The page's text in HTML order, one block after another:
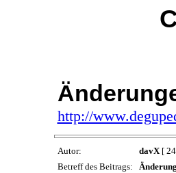
http://
Autor: davX[
Betreff des Beitrags: